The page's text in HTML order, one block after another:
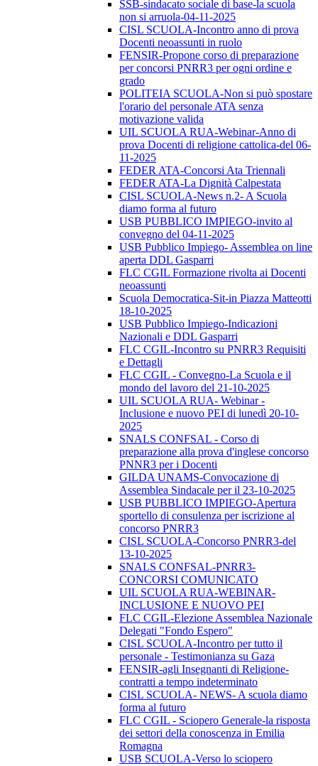
SSB-sindacato sociale di base-la scuola
non si arruola-04-11-2025
CISL SCUOLA-Incontro anno di prova
Docenti neoassunti in ruolo
FENSIR-Propone corso di preparazione
per concorsi PNRR3 per ogni ordine e
grado
POLITEIA SCUOLA-Non si può spostare
l'orario del personale ATA senza
motivazione valida
UIL SCUOLA RUA-Webinar-Anno di
prova Docenti di religione cattolica-del 06-
11-2025
FEDER ATA-Concorsi Ata Triennali
FEDER ATA-La Dignità Calpestata
CISL SCUOLA-News n.2- A Scuola
diamo forma al futuro
USB PUBBLICO IMPIEGO-invito al
convegno del 04-11-2025
USB Pubblico Impiego- Assemblea on line
aperta DDL Gasparri
FLC CGIL Formazione rivolta ai Docenti
neoassunti
Scuola Democratica-Sit-in Piazza Matteotti
18-10-2025
USB Pubblico Impiego-Indicazioni
Nazionali e DDL Gasparri
FLC CGIL-Incontro su PNRR3 Requisiti
e Dettagli
FLC CGIL - Convegno-La Scuola e il
mondo del lavoro del 21-10-2025
UIL SCUOLA RUA- Webinar -
Inclusione e nuovo PEI di lunedì 20-10-
2025
SNALS CONFSAL - Corso di
preparazione alla prova d'inglese concorso
PNNR3 per i Docenti
GILDA UNAMS-Convocazione di
Assemblea Sindacale per il 23-10-2025
USB PUBBLICO IMPIEGO-Apertura
sportello di consulenza per iscrizione al
concorso PNRR3
CISL SCUOLA-Concorso PNRR3-del
13-10-2025
SNALS CONFSAL-PNRR3-
CONCORSI COMUNICATO
UIL SCUOLA RUA-WEBINAR-
INCLUSIONE E NUOVO PEI
FLC CGIL-Elezione Assemblea Nazionale
Delegati "Fondo Espero"
CISL SCUOLA-Incontro per tutto il
personale - Testimonianza su Gaza
FENSIR-agli Insegnanti di Religione-
contratti a tempo indeterminato
CISL SCUOLA- NEWS- A scuola diamo
forma al futuro
FLC CGIL - Sciopero Generale-la risposta
dei settori della conoscenza in Emilia
Romagna
USB SCUOLA-Verso lo sciopero